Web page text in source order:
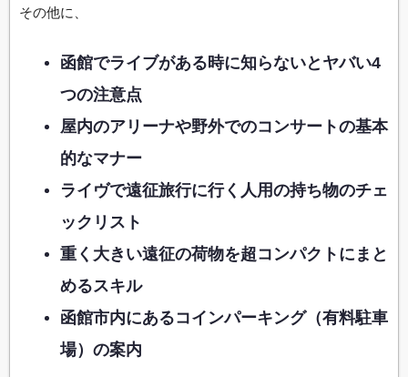
その他に、
函館でライブがある時に知らないとヤバい4
つの注意点
屋内のアリーナや野外でのコンサートの基本
的なマナー
ライヴで遠征旅行に行く人用の持ち物のチェ
ックリスト
重く大きい遠征の荷物を超コンパクトにまと
めるスキル
函館市内にあるコインパーキング（有料駐車
場）の案内